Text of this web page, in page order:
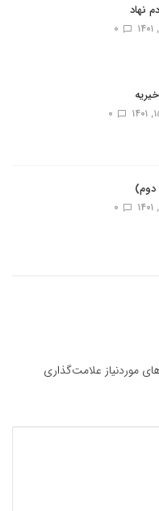
نهاد
0
0
0
موردنیاز علامت‌گذاری